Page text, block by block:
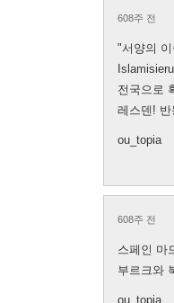
608주 전
"서양의
전국으로
레스덴! 반
ou_topia
608주 전
스페인 마
부르크와
ou_topia